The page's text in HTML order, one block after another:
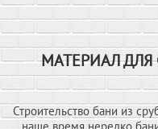
МАТЕРИАЛ ДЛЯ
Строительство бани из